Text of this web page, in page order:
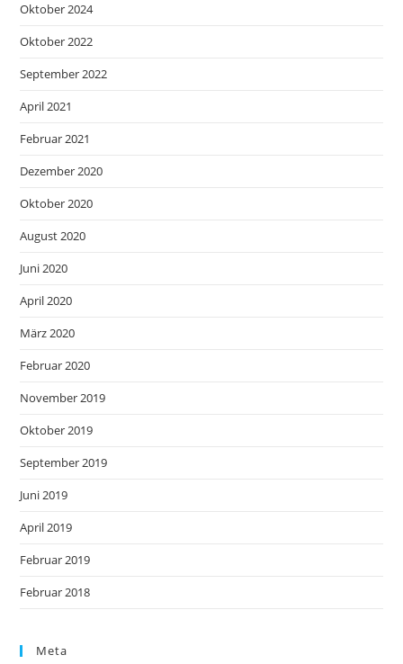
Oktober 2024
Oktober 2022
September 2022
April 2021
Februar 2021
Dezember 2020
Oktober 2020
August 2020
Juni 2020
April 2020
März 2020
Februar 2020
November 2019
Oktober 2019
September 2019
Juni 2019
April 2019
Februar 2019
Februar 2018
Meta